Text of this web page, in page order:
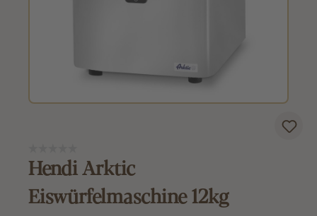
Hendi Arktic
Eiswürfelmaschine 12kg